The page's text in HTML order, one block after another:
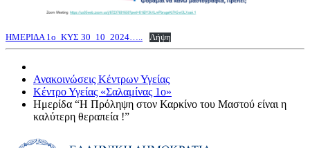
ΗΜΕΡΙΔΑ 1ο_ΚΥΣ 30_10_2024….. Λήψη
Ανακοινώσεις Κέντρων Υγείας
Κέντρο Υγείας «Σαλαμίνας 1ο»
Ημερίδα “Η Πρόληψη στον Καρκίνο του Μαστού είναι η
καλύτερη θεραπεία !”